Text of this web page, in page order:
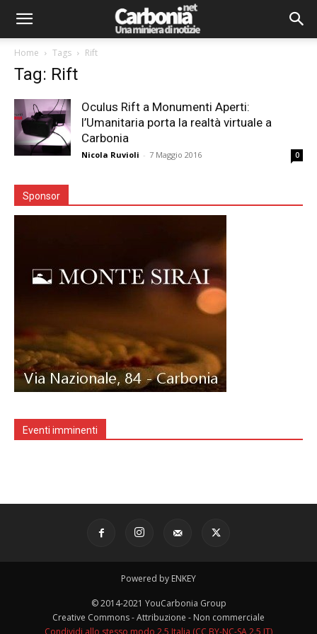
Home Tags Rift
Tag: Rift
Oculus Rift a Monumenti Aperti:
l’Umanitaria porta la realtà virtuale a
Carbonia
Nicola Ruvioli - 7 Maggio 2016 0
Sponsor
Eventi imminenti
Powered by ENKEY
© 2014-2021 YouCarbonia Group
Creative Commons - Attribuzione - Non commerciale
Condividi allo stesso modo 2.5 Italia (CC BY-NC-SA 2.5 IT)